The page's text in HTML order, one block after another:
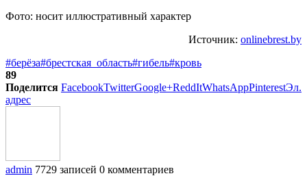
Фото: носит иллюстративный характер
Источник: onlinebrest.by
#берёза#брестская_область#гибель#кровь
89
Поделится FacebookTwitterGoogle+ReddItWhatsAppPinterestЭл.
адрес
admin 7729 записей 0 комментариев